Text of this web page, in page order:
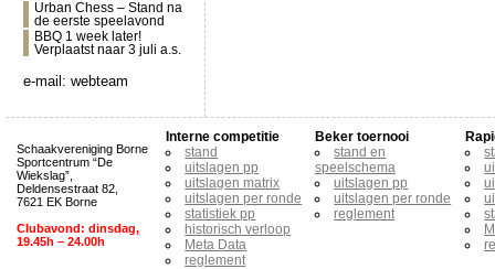
Urban Chess – Stand na
de eerste speelavond
BBQ 1 week later!
Verplaatst naar 3 juli a.s.
e-mail: webteam
Schaakvereniging Borne
Sportcentrum “De
Wiekslag”,
Deldensestraat 82,
7621 EK Borne
Clubavond: dinsdag,
19.45h – 24.00h
Interne competitie
stand
uitslagen pp
uitslagen matrix
uitslagen per ronde
statistiek pp
historisch verloop
Meta Data
reglement
Beker toernooi
stand en
speelschema
uitslagen pp
uitslagen per ronde
reglement